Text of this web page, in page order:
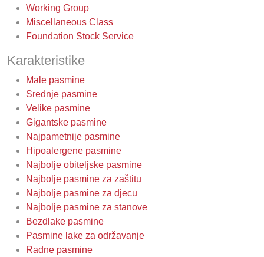
Working Group
Miscellaneous Class
Foundation Stock Service
Karakteristike
Male pasmine
Srednje pasmine
Velike pasmine
Gigantske pasmine
Najpametnije pasmine
Hipoalergene pasmine
Najbolje obiteljske pasmine
Najbolje pasmine za zaštitu
Najbolje pasmine za djecu
Najbolje pasmine za stanove
Bezdlake pasmine
Pasmine lake za održavanje
Radne pasmine